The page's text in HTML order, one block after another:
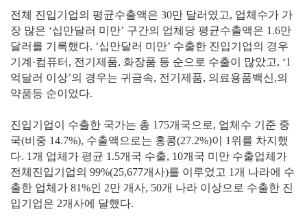
전체 진입기업의 평균수출액은 30만 달러였고, 업체수가 가
장 많은 ‘십만달러 미만’ 구간의 업체당 평균수출액은 1.6만
달러를 기록했다. ‘십만달러 미만’ 수출한 진입기업의 경우
기계·컴퓨터, 전기제품, 화장품 등 순으로 수출이 많았고, ‘1
억달러 이상’의 경우는 귀금속, 전기제품, 의료용품백신,의
약품등 순이었다.
진입기업이 수출한 국가는 총 175개국으로, 업체수 기준 중
국(비중 14.7%), 수출액으로는 홍콩(27.2%)이 1위를 차지했
다. 1개 업체가 평균 1.5개국 수출, 10개국 미만 수출업체가
전체진입기업의 99%(25,677개사)를 이루었고 1개 나라에 수
출한 업체가 81%인 2만 개사, 50개 나라 이상으로 수출한 진
입기업은 2개사에 달했다.